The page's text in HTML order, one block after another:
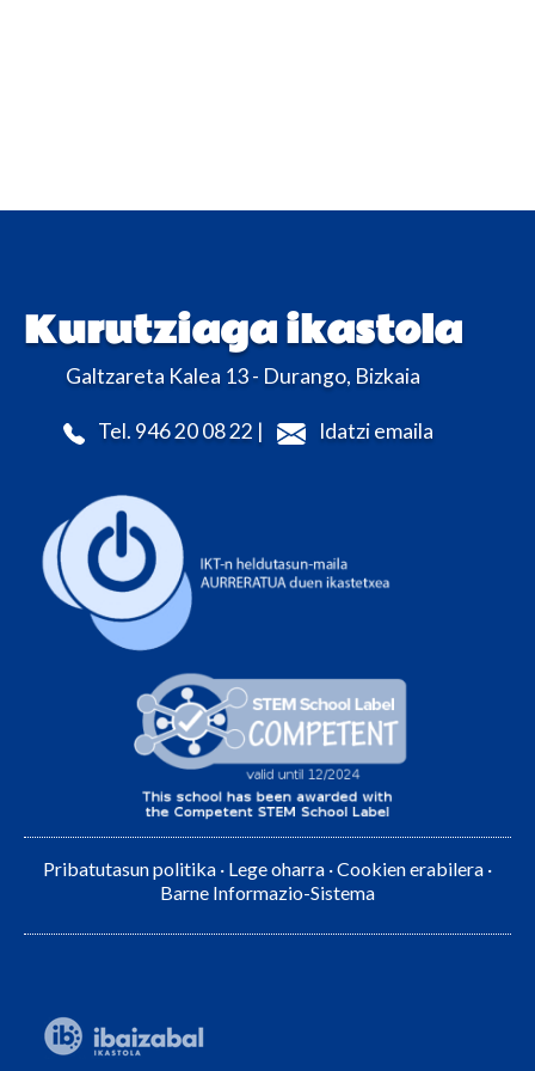
Kurutziaga ikastola
Galtzareta Kalea 13 - Durango, Bizkaia
Tel. 946 20 08 22 | Idatzi emaila
Pribatutasun politika · Lege oharra ·Cookien erabilera ·
Barne Informazio-Sistema